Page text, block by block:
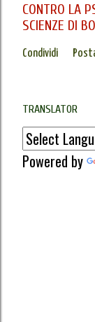
CONTRO LA
SCIENZE DI
Condividi
TRANSLATOR
Powered by